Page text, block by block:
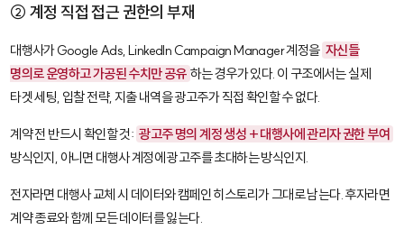
② 계정 직접 접근 권한의 부재
대행사가 Google Ads, LinkedIn Campaign Manager 계정을 자신들
명의로 운영하고 가공된 수치만 공유 하는 경우가 있다. 이 구조에서는 실제
타겟 세팅, 입찰 전략, 지출 내역을 광고주가 직접 확인할 수 없다.
계약 전 반드시 확인할 것: 광고주 명의 계정 생성 + 대행사에 관리자 권한 부여
방식인지, 아니면 대행사 계정에 광고주를 초대하는 방식인지.
전자라면 대행사 교체 시 데이터와 캠페인 히스토리가 그대로 남는다. 후자라면
계약 종료와 함께 모든 데이터를 잃는다.